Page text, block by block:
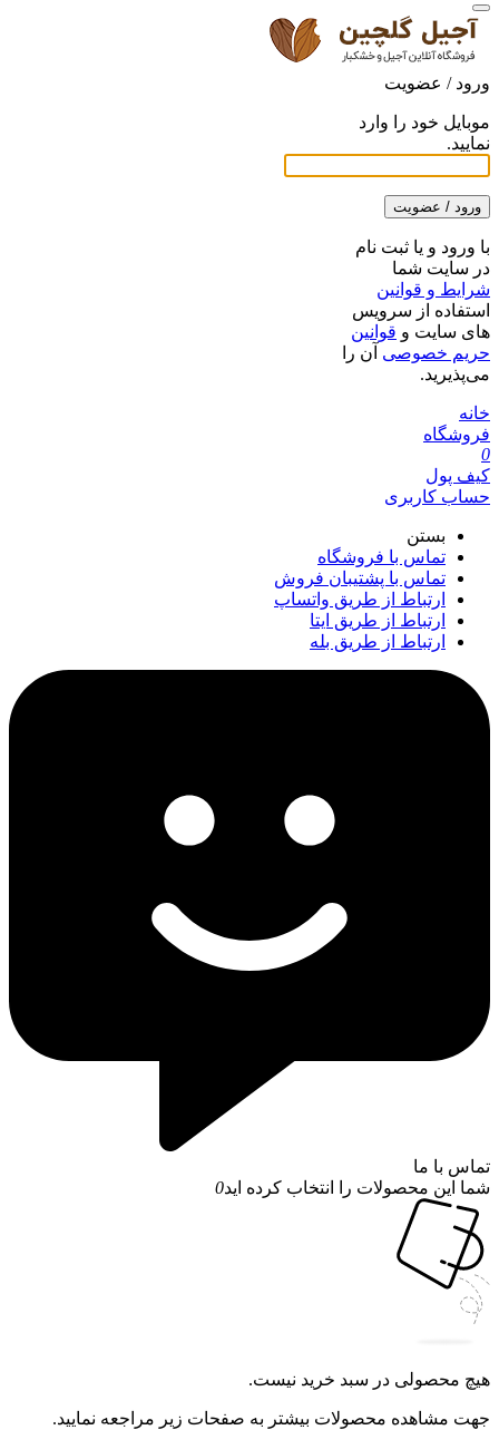
ورود / عضویت
موبایل خود را وارد
نمایید.
ورود / عضویت
با ورود و یا ثبت نام
در سایت شما
شرایط و قوانین
استفاده از سرویس
های سایت و قوانین
حریم خصوصی آن را
می‌پذیرید.
خانه
فروشگاه
0
کیف پول
حساب کاربری
بستن
تماس با فروشگاه
تماس با پشتیبان فروش
ارتباط از طریق واتساپ
ارتباط از طریق ایتا
ارتباط از طریق بله
تماس با ما
شما این محصولات را انتخاب کرده اید0
هیچ محصولی در سبد خرید نیست.
جهت مشاهده محصولات بیشتر به صفحات زیر مراجعه نمایید.